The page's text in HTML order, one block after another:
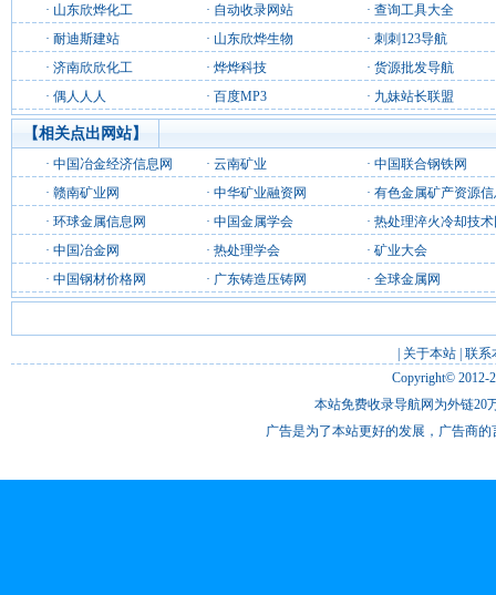
· 山东欣烨化工 · 自动收录网站 · 查询工具大全
· 耐迪斯建站 · 山东欣烨生物 · 刺刺123导航
· 济南欣欣化工 · 烨烨科技 · 货源批发导航
· 偶人人人 · 百度MP3 · 九妹站长联盟
【相关点出网站】
· 中国冶金经济信息网 · 云南矿业 · 中国联合钢铁网
· 赣南矿业网 · 中华矿业融资网 · 有色金属矿产资源
· 环球金属信息网 · 中国金属学会 · 热处理淬火冷却技
· 中国冶金网 · 热处理学会 · 矿业大会
· 中国钢材价格网 · 广东铸造压铸网 · 全球金属网
关于本站 联系
Copyright© 2012-
本站免费收录导航网为外链20
广告是为了本站更好的发展，广告商